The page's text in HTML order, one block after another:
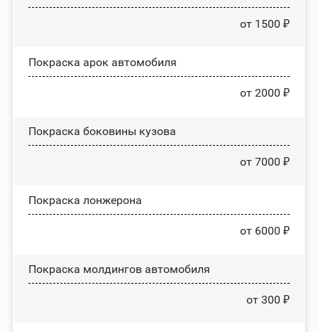
от 1500 ₽
Покраска арок автомобиля
от 2000 ₽
Покраска боковины кузова
от 7000 ₽
Покраска лонжерона
от 6000 ₽
Покраска молдингов автомобиля
от 300 ₽